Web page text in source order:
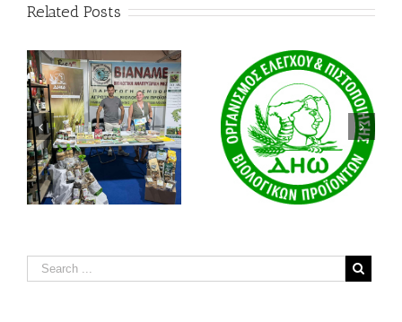
Related Posts
Πολιτική Ισότητας
& Ένταξης
Το ντοκιμαντέρ
«2258: Μια
ιστορία για την
αναγέννηση της
Αναγεννητική
Γεωργία και